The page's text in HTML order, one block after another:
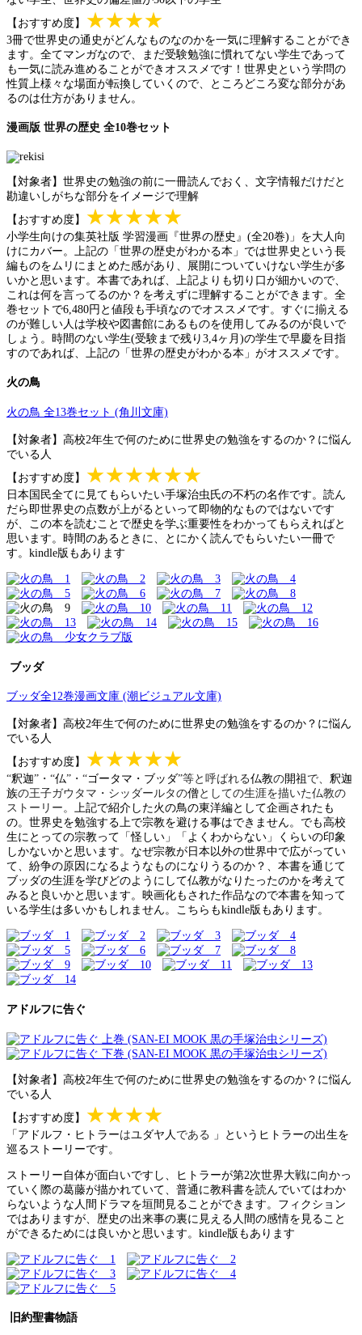
【おすすめ度】 ★★★★
3冊で世界史の通史がどんなものなのかを一気に理解することができ
ます。全てマンガなので、まだ受験勉強に慣れてない学生であって
も一気に読み進めることができオススメです！世界史という学問の
性質上様々な場面が転換していくので、ところどころ変な部分があ
るのは仕方がありません。
漫画版 世界の歴史 全10巻セット
【対象者】世界史の勉強の前に一冊読んでおく、文字情報だけだと
勘違いしがちな部分をイメージで理解
【おすすめ度】 ★★★★★
小学生向けの集英社版 学習漫画『世界の歴史』(全20巻)」を大人向
けにカバー。上記の「世界の歴史がわかる本」では世界史という長
編ものをムリにまとめた感があり、展開についていけない学生が多
いかと思います。本書であれば、上記よりも切り口が細かいので、
これは何を言ってるのか？を考えずに理解することができます。全
巻セットで6,480円と値段も手頃なのでオススメです。すぐに揃える
のが難しい人は学校や図書館にあるものを使用してみるのが良いで
しょう。時間のない学生(受験まで残り3,4ヶ月)の学生で早慶を目指
すのであれば、上記の「世界の歴史がわかる本」がオススメです。
火の鳥
火の鳥 全13巻セット (角川文庫)
【対象者】高校2年生で何のために世界史の勉強をするのか？に悩ん
でいる人
【おすすめ度】 ★★★★★★
日本国民全てに見てもらいたい手塚治虫氏の不朽の名作です。読ん
だら即世界史の点数が上がるといって即物的なものではないです
が、この本を読むことで歴史を学ぶ重要性をわかってもらえればと
思います。時間のあるときに、とにかく読んでもらいたい一冊で
す。kindle版もあります
ブッダ
ブッダ全12巻漫画文庫 (潮ビジュアル文庫)
【対象者】高校2年生で何のために世界史の勉強をするのか？に悩ん
でいる人
【おすすめ度】 ★★★★★
“釈迦”・“仏”・“ゴータマ・ブッダ”等と呼ばれる仏教の開祖 で、 釈迦
族の王子ガウタマ・シッダールタの僧としての生涯を描いた仏教の
ストーリー。 上記で紹介した火の鳥の東洋編として企画されたも
の。世界史を勉強する上で宗教を避ける事はできません。でも高校
生にとっての宗教って「怪しい」「よくわからない」くらいの印象
しかないかと思います。なぜ宗教が日本以外の世界中で広がってい
て、紛争の原因になるようなものになりうるのか？、本書を通じて
ブッダの生涯を学びどのようにして仏教がなりたったのかを考えて
みると良いかと思います。映画化もされた作品なので本書を知って
いる学生は多いかもしれません。こちらもkindle版もあります。
アドルフに告ぐ
【対象者】高校2年生で何のために世界史の勉強をするのか？に悩ん
でいる人
【おすすめ度】 ★★★★
「アドルフ・ヒトラーはユダヤ人 である
」というヒトラーの出生を
巡るストーリーです。
ストーリー自体が面白いですし、ヒトラーが第2次世界大戦に向かっ
ていく際の葛藤が描かれていて、普通に教科書を読んでいてはわか
らないような人間ドラマを垣間見ることができます。フィクション
ではありますが、歴史の出来事の裏に見える人間の感情を見ること
ができるためには良いかと思います。kindle版もあります
旧約聖書物語